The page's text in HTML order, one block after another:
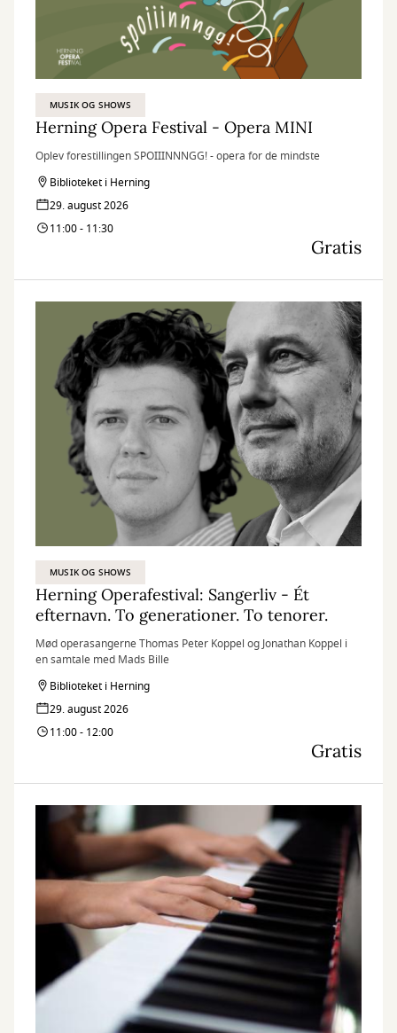
MUSIK OG SHOWS
Herning Opera Festival - Opera MINI
Oplev forestillingen SPOIIINNNGG! - opera for de mindste
Biblioteket i Herning
29. august 2026
11:00 - 11:30
Gratis
MUSIK OG SHOWS
Herning Operafestival: Sangerliv - Ét
efternavn. To generationer. To tenorer.
Mød operasangerne Thomas Peter Koppel og Jonathan Koppel i
en samtale med Mads Bille
Biblioteket i Herning
29. august 2026
11:00 - 12:00
Gratis